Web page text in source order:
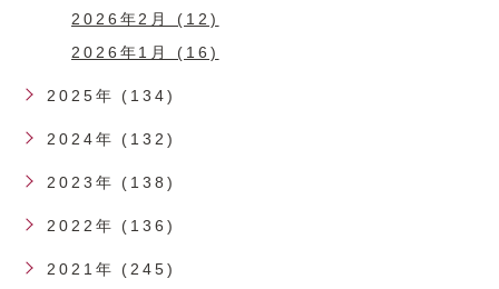
2026年2月 (12)
2026年1月 (16)
2025年 (134)
2024年 (132)
2023年 (138)
2022年 (136)
2021年 (245)